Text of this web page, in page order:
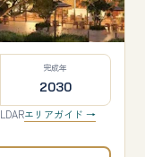
完成年
2030
エリアガイド →